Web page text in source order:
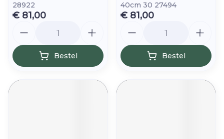
28922
€ 81,00
Bestel
40cm 30 27494
€ 81,00
Bestel